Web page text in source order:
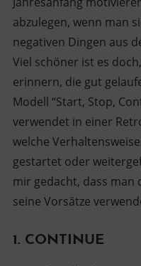
abzulegen, wenn man
negativen Dingen aus
Viel schöner ist es
erinnern, die gut
Modell “Start, Stop,
verwendet in einer
welche
gestartet oder
mir gedacht, dass man
seine Vorsätze
1. CONTINUE